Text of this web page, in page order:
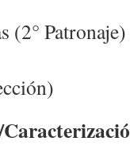
(2° Patronaje)